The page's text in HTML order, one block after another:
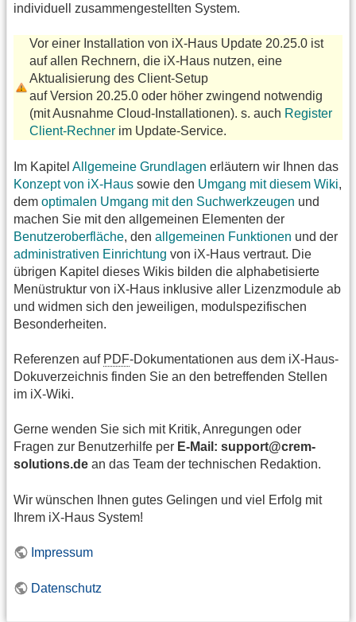
individuell zusammengestellten System.
Vor einer Installation von iX-Haus Update 20.25.0 ist
auf allen Rechnern, die iX-Haus nutzen, eine
Aktualisierung des Client-Setup
auf Version 20.25.0 oder höher zwingend notwendig
(mit Ausnahme Cloud-Installationen). s. auch Register
Client-Rechner im Update-Service.
Im Kapitel Allgemeine Grundlagen erläutern wir Ihnen das
Konzept von iX-Haus sowie den Umgang mit diesem Wiki,
dem optimalen Umgang mit den Suchwerkzeugen und
machen Sie mit den allgemeinen Elementen der
Benutzeroberfläche, den allgemeinen Funktionen und der
administrativen Einrichtung von iX-Haus vertraut. Die
übrigen Kapitel dieses Wikis bilden die alphabetisierte
Menüstruktur von iX-Haus inklusive aller Lizenzmodule ab
und widmen sich den jeweiligen, modulspezifischen
Besonderheiten.
Referenzen auf PDF-Dokumentationen aus dem iX-Haus-
Dokuverzeichnis finden Sie an den betreffenden Stellen
im iX-Wiki.
Gerne wenden Sie sich mit Kritik, Anregungen oder
Fragen zur Benutzerhilfe per E-Mail: support@crem-
solutions.de an das Team der technischen Redaktion.
Wir wünschen Ihnen gutes Gelingen und viel Erfolg mit
Ihrem iX-Haus System!
Impressum
Datenschutz